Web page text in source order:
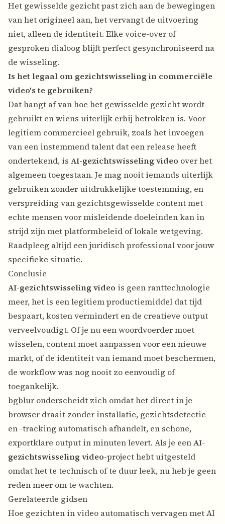
Het gewisselde gezicht past zich aan de bewegingen
van het origineel aan, het vervangt de uitvoering
niet, alleen de identiteit. Elke voice-over of
gesproken dialoog blijft perfect gesynchroniseerd na
de wisseling.
Is het legaal om gezichtswisseling in commerciële
video's te gebruiken?
Dat hangt af van hoe het gewisselde gezicht wordt
gebruikt en wiens uiterlijk erbij betrokken is. Voor
legitiem commercieel gebruik, zoals het invoegen
van een instemmend talent dat een release heeft
ondertekend, is AI-gezichtswisseling video over het
algemeen toegestaan. Je mag nooit iemands uiterlijk
gebruiken zonder uitdrukkelijke toestemming, en
verspreiding van gezichtsgewisselde content met
echte mensen voor misleidende doeleinden kan in
strijd zijn met platformbeleid of lokale wetgeving.
Raadpleeg altijd een juridisch professional voor jouw
specifieke situatie.
Conclusie
AI-gezichtswisseling video is geen ranttechnologie
meer, het is een legitiem productiemiddel dat tijd
bespaart, kosten vermindert en de creatieve output
verveelvoudigt. Of je nu een woordvoerder moet
wisselen, content moet aanpassen voor een nieuwe
markt, of de identiteit van iemand moet beschermen,
de workflow was nog nooit zo eenvoudig of
toegankelijk.
bgblur onderscheidt zich omdat het direct in je
browser draait zonder installatie, gezichtsdetectie
en -tracking automatisch afhandelt, en schone,
exportklare output in minuten levert. Als je eenAI-
gezichtswisseling video-project hebt uitgesteld
omdat het te technisch of te duur leek, nu heb je geen
reden meer om te wachten.
Gerelateerde gidsen
Hoe gezichten in video automatisch vervagen met AI